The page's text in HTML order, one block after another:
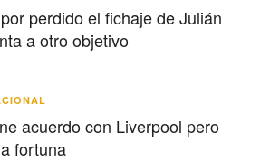
perdido el fichaje de Julián
a otro objetivo
acuerdo con Liverpool pero
fortuna